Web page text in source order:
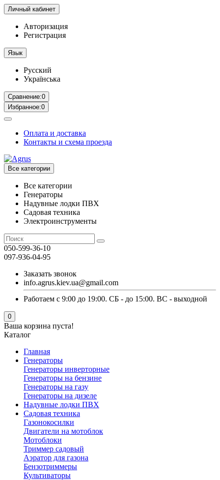
Личный кабинет
Авторизация
Регистрация
Язык
Русский
Українська
Сравнение:0
Избранное:0
Оплата и доставка
Контакты и схема проезда
Все категории
Все категории
Генераторы
Надувные лодки ПВХ
Садовая техника
Электроинструменты
050-599-36-10
097-936-04-95
Заказать звонок
info.agrus.kiev.ua@gmail.com
Работаем с 9:00 до 19:00. СБ - до 15:00. ВС - выходной
0
Ваша корзина пуста!
Каталог
Главная
Генераторы
Генераторы инверторные
Генераторы на бензине
Генераторы на газу
Генераторы на дизеле
Надувные лодки ПВХ
Садовая техника
Газонокосилки
Двигатели на мотоблок
Мотоблоки
Триммер садовый
Аэратор для газона
Бензотриммеры
Культиваторы